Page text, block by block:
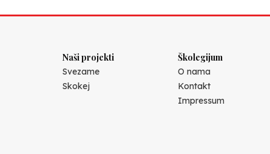
Naši projekti
Svezame
Skokej
Školegijum
O nama
Kontakt
Impressum